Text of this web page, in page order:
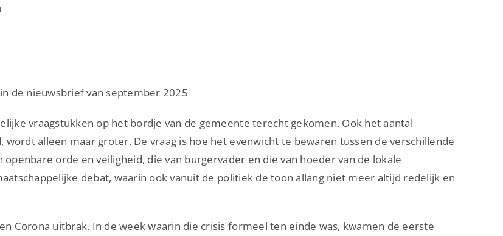
de nieuwsbrief van september 2025
vraagstukken op het bordje van de gemeente terecht gekomen. Ook het aantal
alleen maar groter. De vraag is hoe het evenwicht te bewaren tussen de verschillende
orde en veiligheid, die van burgervader en die van hoeder van de lokale
debat, waarin ook vanuit de politiek de toon allang niet meer altijd redelijk en
Corona uitbrak. In de week waarin die crisis formeel ten einde was, kwamen de eerste